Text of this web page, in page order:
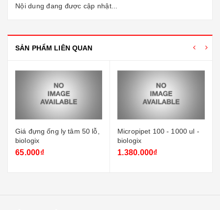
Nội dung đang được cập nhật...
SẢN PHẨM LIÊN QUAN
Giá đựng ống ly tâm 50 lỗ,
biologix
65.000₫
Micropipet 100 - 1000 ul -
biologix
1.380.000₫